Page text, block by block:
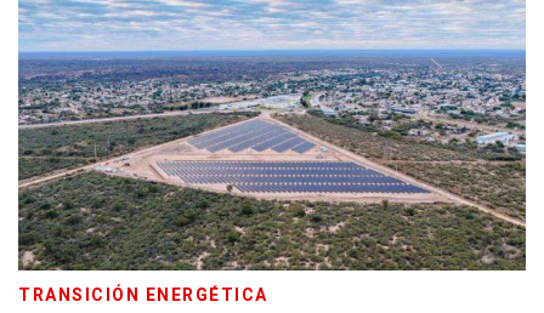
TRANSICIÓN ENERGÉTICA